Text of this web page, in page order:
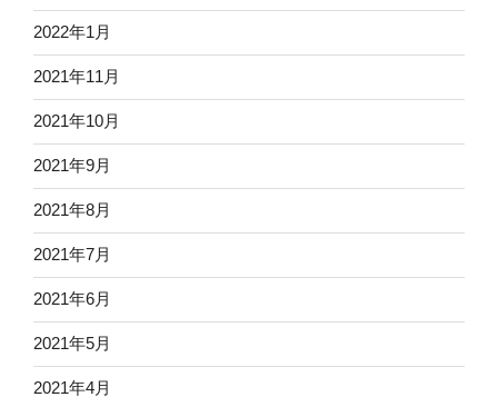
2022年1月
2021年11月
2021年10月
2021年9月
2021年8月
2021年7月
2021年6月
2021年5月
2021年4月